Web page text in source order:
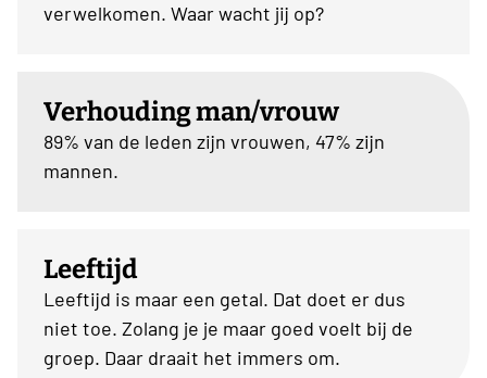
verwelkomen. Waar wacht jij op?
Verhouding man/vrouw
89% van de leden zijn vrouwen, 47% zijn
mannen.
Leeftijd
Leeftijd is maar een getal. Dat doet er dus
niet toe. Zolang je je maar goed voelt bij de
groep. Daar draait het immers om.